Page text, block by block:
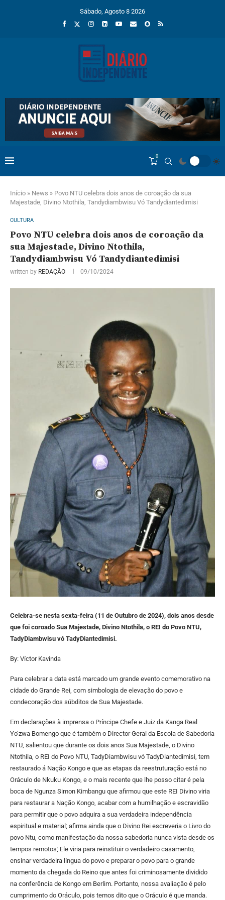
Sábado, Agosto 8 2026
0
Início » News » Povo NTU celebra dois anos de coroação da sua
Majestade, Divino Ntothila, Tandydiambwisu Vó Tandydiantedimisi
CULTURA
Povo NTU celebra dois anos de coroação da
sua Majestade, Divino Ntothila,
Tandydiambwisu Vó Tandydiantedimisi
written by REDAÇÃO 09/10/2024
Celebra-se nesta sexta-feira (11 de Outubro de 2024), dois anos desde
que foi coroado Sua Majestade, Divino Ntothila, o REI do Povo NTU,
TadyDiambwisu vó TadyDiantedimisi.
By: Víctor Kavinda
Para celebrar a data está marcado um grande evento comemorativo na
cidade do Grande Rei, com simbologia de elevação do povo e
condecoração dos súbditos de Sua Majestade.
Em declarações à imprensa o Príncipe Chefe e Juiz da Kanga Real
Yo’zwa Bomengo que é também o Director Geral da Escola de Sabedoria
NTU, salientou que durante os dois anos Sua Majestade, o Divino
Ntothila, o REI do Povo NTU, TadyDiambwisu vó TadyDiantedimisi, tem
restaurado á Nação Kongo e que as etapas da reestruturação está no
Oráculo de Nkuku Kongo, e o mais recente que lhe posso citar é pela
boca de Ngunza Simon Kimbangu que afirmou que este REI Divino viria
para restaurar a Nação Kongo, acabar com a humilhação e escravidão
para permitir que o povo adquira a sua verdadeira independência
espiritual e material; afirma ainda que o Divino Rei escreveria o Livro do
povo Ntu, como manifestação da nossa sabedoria nunca vista desde os
tempos remotos; Ele viria para reinstituir o verdadeiro casamento,
ensinar verdadeira língua do povo e preparar o povo para o grande
momento da chegada do Reino que antes foi criminosamente dividido
na conferência de Kongo em Berlim. Portanto, nossa avaliação é pelo
cumprimento do Oráculo, pois temos dito que o Oráculo é que manda.